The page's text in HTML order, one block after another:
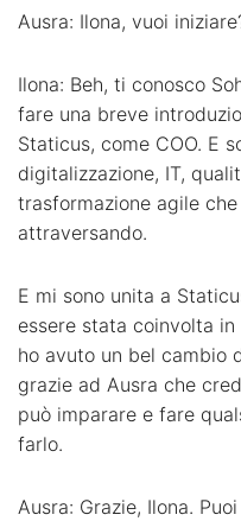
Ausra: Ilona, vuoi
Ilona: Beh, ti conosco
fare una breve
Staticus, come COO. E
digitalizzazione, IT,
trasformazione agile
attraversando.
E mi sono unita a
essere stata coinvolta
ho avuto un bel cambio
grazie ad Ausra che
può imparare e fare
farlo.
Ausra: Grazie, Ilona.